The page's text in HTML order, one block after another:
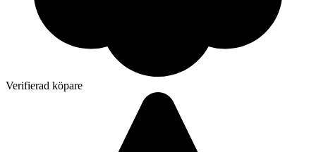
Verifierad köpare